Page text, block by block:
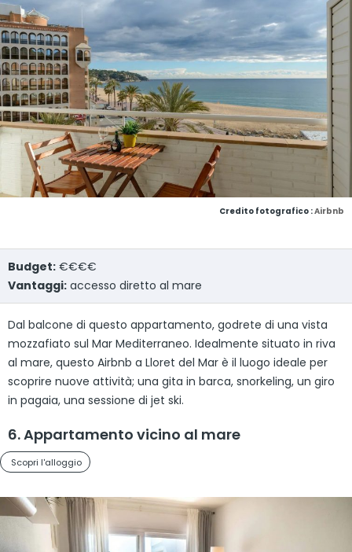
Credito fotografico :Airbnb
Budget: €€€€
Vantaggi: accesso diretto al mare
Dal balcone di questo appartamento, godrete di una vista
mozzafiato sul Mar Mediterraneo. Idealmente situato in riva
al mare, questo Airbnb a Lloret del Mar è il luogo ideale per
scoprire nuove attività; una gita in barca, snorkeling, un giro
in pagaia, una sessione di jet ski.
6. Appartamento vicino al mare
Scopri l'alloggio